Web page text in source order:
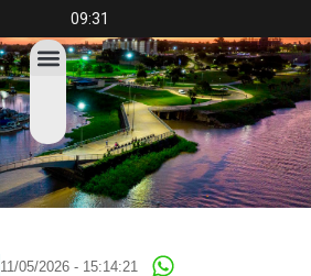
09:31
11/05/2026 - 15:14:21